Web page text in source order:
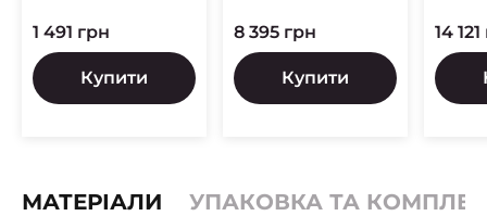
1 491 грн
Купити
8 395 грн
Купити
14
МАТЕРІАЛИ УПАКОВКА ТА